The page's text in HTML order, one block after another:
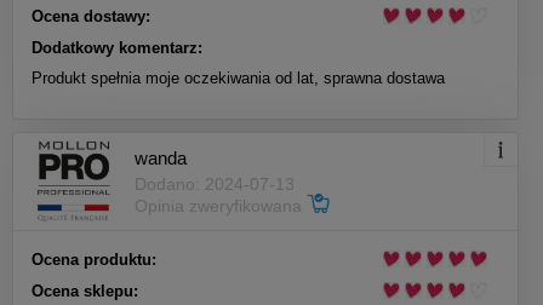
Ocena dostawy:
Dodatkowy komentarz:
Produkt spełnia moje oczekiwania od lat, sprawna dostawa
wanda
Dodano: 2024-07-13
Opinia zweryfikowana
Ocena produktu:
Ocena sklepu: